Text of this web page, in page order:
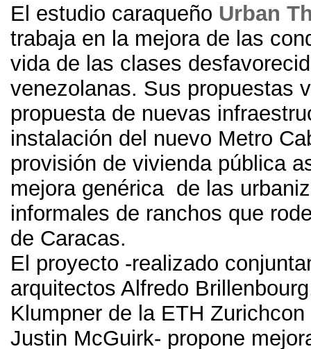
El estudio caraqueño Urban
trabaja en la mejora de las
vida de las clases
venezolanas. Sus propuestas
propuesta de nuevas
instalación del nuevo Metro
provisión de vivienda pública
mejora genérica de las
informales de ranchos que
de Caracas.
El proyecto -realizado
arquitectos Alfredo Brillenbourg
Klumpner de la ETH
Justin McGuirk- propone